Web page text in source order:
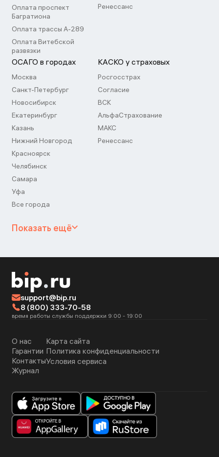
Оплата проспект
Багратиона
Оплата трассы А-289
Оплата Витебской
развязки
Ренессанс
ОСАГО в городах
Москва
Санкт-Петербург
Новосибирск
Екатеринбург
Казань
Нижний Новгород
Красноярск
Челябинск
Самара
Уфа
Все города
КАСКО у страховых
Росгосстрах
Согласие
ВСК
АльфаСтрахование
МАКС
Ренессанс
Показать ещё
support@bip.ru
8 (800) 333-70-58
время работы службы поддержки 9:00 - 19:00
О нас
Гарантии
Контакты
Журнал
Карта сайта
Политика конфиденциальности
Условия сервиса